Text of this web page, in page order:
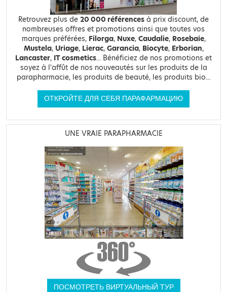
Retrouvez plus de 20 000 références à prix discount, de
nombreuses offres et promotions ainsi que toutes vos
marques préférées, Filorga, Nuxe, Caudalie, Rosebaie,
Mustela, Uriage, Lierac, Garancia, Biocyte, Erborian,
Lancaster, IT cosmetics... Bénéficiez de nos promotions et
soyez à l'affût de nos nouveautés sur les produits de la
parapharmacie, les produits de beauté, les produits bio...
ОТКРОЙТЕ ДЛЯ СЕБЯ ПАРАФАРМАЦИЮ
UNE VRAIE PARAPHARMACIE
ПОСМОТРЕТЬ ВИРТУАЛЬНЫЙ ТУР